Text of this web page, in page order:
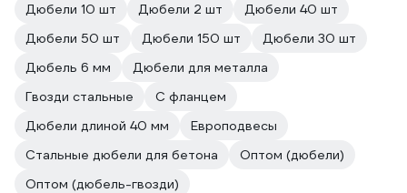
Дюбели 10 шт
Дюбели 2 шт
Дюбели 40 шт
Дюбели 50 шт
Дюбели 150 шт
Дюбели 30 шт
Дюбель 6 мм
Дюбели для металла
Гвозди стальные
С фланцем
Дюбели длиной 40 мм
Европодвесы
Стальные дюбели для бетона
Оптом (дюбели)
Оптом (дюбель-гвозди)